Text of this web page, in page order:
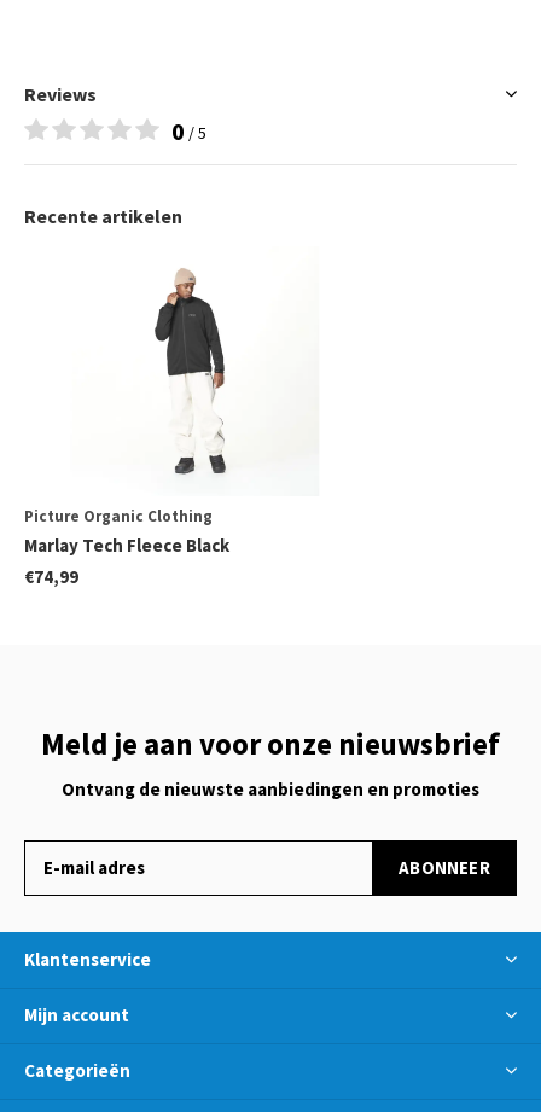
Reviews
0 / 5
Recente artikelen
Picture Organic Clothing
Marlay Tech Fleece Black
€74,99
Meld je aan voor onze nieuwsbrief
Ontvang de nieuwste aanbiedingen en promoties
ABONNEER
Klantenservice
Mijn account
Categorieën